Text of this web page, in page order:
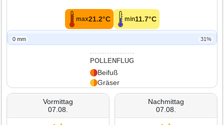
max21.2°C min11.7°C
0 mm 31%
POLLENFLUG
Beifuß
Gräser
Vormittag
07.08.
Nachmittag
07.08.